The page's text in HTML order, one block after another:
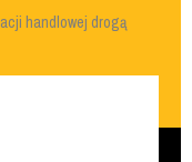
handlowej drogą